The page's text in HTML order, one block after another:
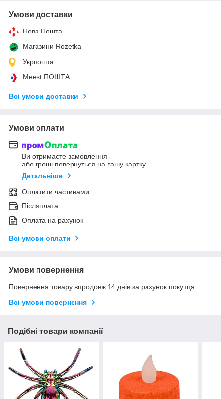
Умови доставки
Нова Пошта
Магазини Rozetka
Укрпошта
Meest ПОШТА
Всі умови доставки
Умови оплати
Ви отримаєте замовлення
або гроші повернуться на вашу картку
Детальніше
Оплатити частинами
Післяплата
Оплата на рахунок
Всі умови оплати
Умови повернення
Повернення товару впродовж 14 днів за рахунок покупця
Всі умови повернення
Подібні товари компанії